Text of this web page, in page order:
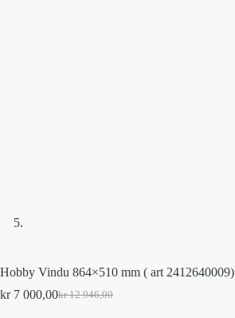
Hobby Vindu 864×510 mm ( art 2412640009)
kr12 946,00
Original
kr7 000,00Current